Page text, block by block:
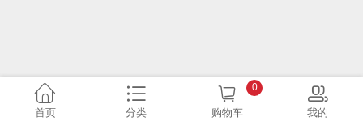
首页 分类 购物车
0
我的